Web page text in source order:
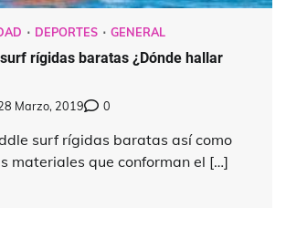
DEPORTES GENERAL
rígidas baratas ¿Dónde hallar
Marzo, 2019 0
surf rígidas baratas así como
materiales que conforman el […]